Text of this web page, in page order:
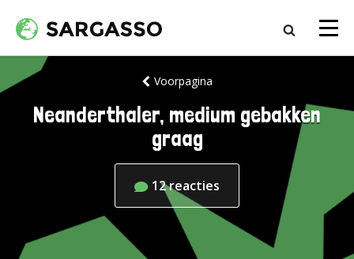
Voorpagina
Neanderthaler, medium gebakken
graag
12reacties